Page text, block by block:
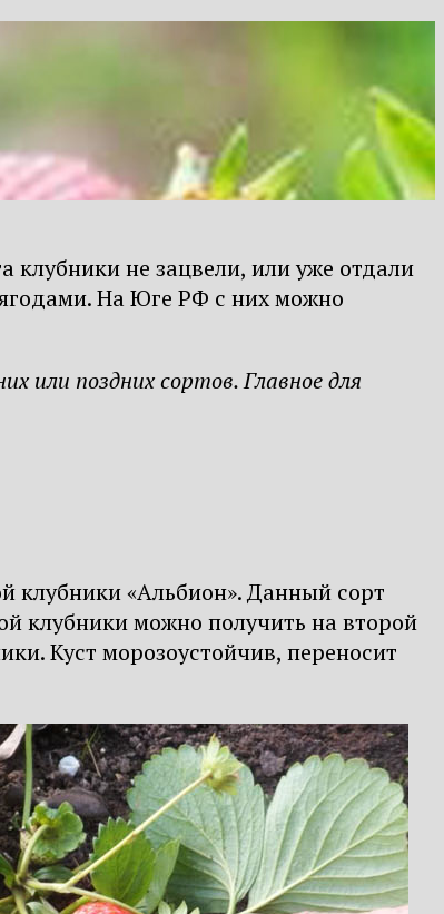
клубники не зацвели, или уже отдали
На Юге РФ с них можно
или поздних сортов. Главное для
клубники «Альбион». Данный сорт
клубники можно получить на второй
Куст морозоустойчив, переносит